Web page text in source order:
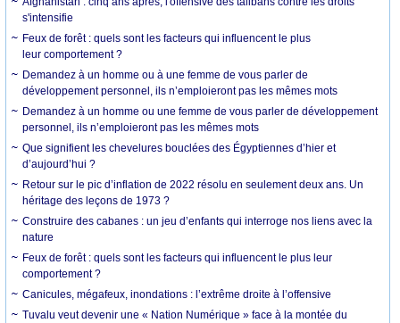
s'intensifie
Feux de forêt : quels sont les facteurs qui influencent le plus
leur comportement ?
Demandez à un homme ou à une femme de vous parler de
développement personnel, ils n’emploieront pas les mêmes mots
Demandez à un homme ou une femme de vous parler de développement
personnel, ils n’emploieront pas les mêmes mots
Que signifient les chevelures bouclées des Égyptiennes d’hier et
d’aujourd’hui ?
Retour sur le pic d’inflation de 2022 résolu en seulement deux ans. Un
héritage des leçons de 1973 ?
Construire des cabanes : un jeu d’enfants qui interroge nos liens avec la
nature
Feux de forêt : quels sont les facteurs qui influencent le plus leur
comportement ?
Canicules, mégafeux, inondations : l’extrême droite à l’offensive
Tuvalu veut devenir une « Nation Numérique » face à la montée du